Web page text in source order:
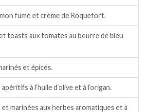
fumé et crème de Roquefort.
toasts aux tomates au beurre de bleu
et épicés.
à l’huile d’olive et à l’origan.
marinées aux herbes aromatiques et à